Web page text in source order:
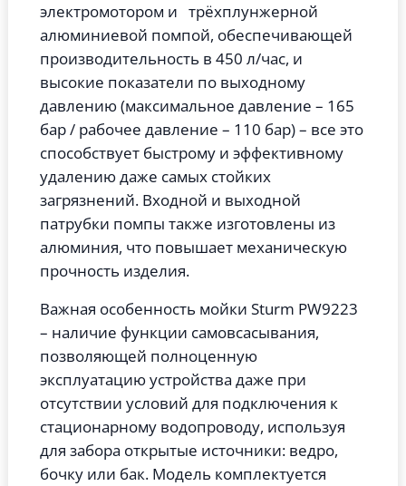
электромотором и трёхплунжерной
алюминиевой помпой, обеспечивающей
производительность в 450 л/час, и
высокие показатели по выходному
давлению (максимальное давление – 165
бар / рабочее давление – 110 бар) – все это
способствует быстрому и эффективному
удалению даже самых стойких
загрязнений. Входной и выходной
патрубки помпы также изготовлены из
алюминия, что повышает механическую
прочность изделия.
Важная особенность мойки Sturm PW9223
– наличие функции самовсасывания,
позволяющей полноценную
эксплуатацию устройства даже при
отсутствии условий для подключения к
стационарному водопроводу, используя
для забора открытые источники: ведро,
бочку или бак. Модель комплектуется